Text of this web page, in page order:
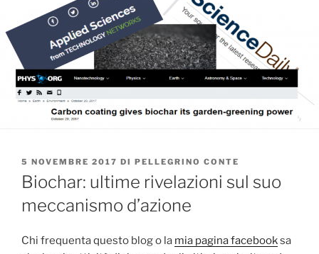
PUBBLICATO
IL
5 NOVEMBRE 2017 DI PELLEGRINO CONTE
Biochar: ultime rivelazioni sul suo
meccanismo d’azione
Chi frequenta questo blog o la mia pagina facebooksa